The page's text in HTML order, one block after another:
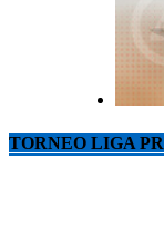
TORNEO LIGA